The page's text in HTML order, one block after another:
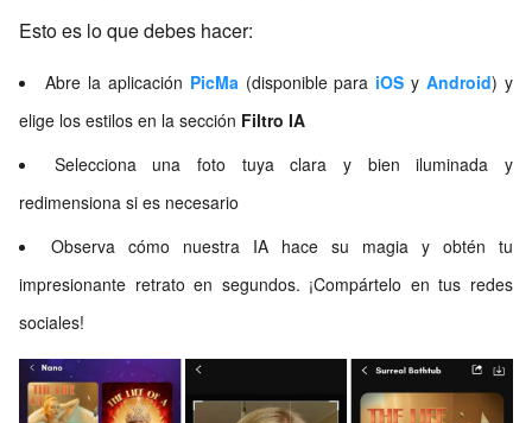
Esto es lo que debes hacer:
Abre la aplicación PicMa(disponible para iOS yAndroid) y
elige los estilos en la sección Filtro IA
Selecciona una foto tuya clara y bien iluminada y
redimensiona si es necesario
Observa cómo nuestra IA hace su magia y obtén tu
impresionante retrato en segundos. ¡Compártelo en tus redes
sociales!